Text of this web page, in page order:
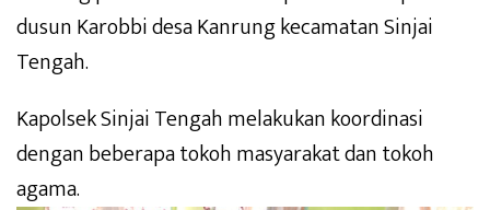
dusun Karobbi desa Kanrung kecamatan Sinjai
Tengah.
Kapolsek Sinjai Tengah melakukan koordinasi
dengan beberapa tokoh masyarakat dan tokoh
agama.